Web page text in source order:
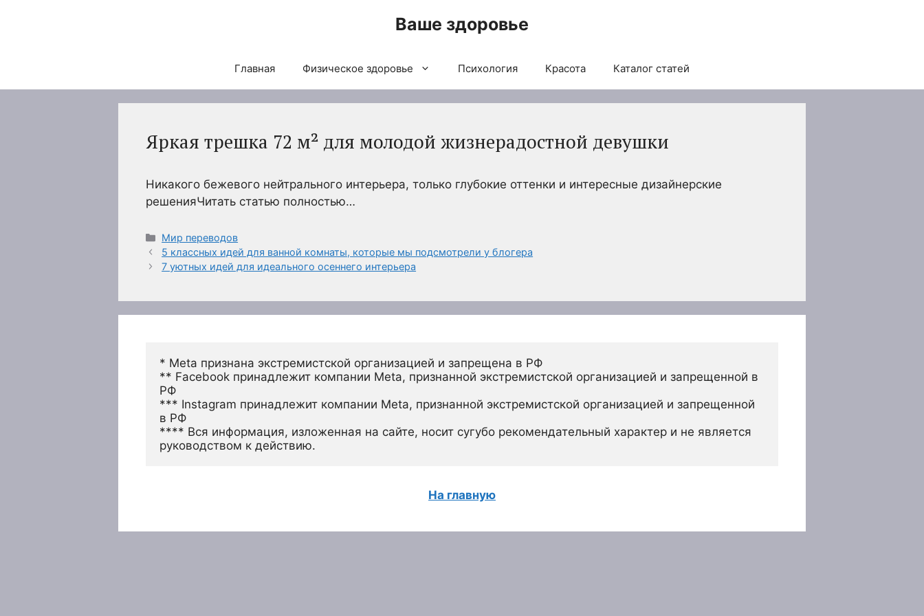
Ваше здоровье
Главная Физическое здоровье Психология Красота Каталог статей
Яркая трешка 72 м² для молодой жизнерадостной девушки
Никакого бежевого нейтрального интерьера, только глубокие оттенки и интересные дизайнерские
решенияЧитать статью полностью…
Рубрики
Мир переводов
5 классных идей для ванной комнаты, которые мы подсмотрели у блогера
7 уютных идей для идеального осеннего интерьера
* Meta признана экстремистской организацией и запрещена в РФ
** Facebook принадлежит компании Meta, признанной экстремистской организацией и запрещенной в
РФ
*** Instagram принадлежит компании Meta, признанной экстремистской организацией и запрещенной
в РФ
**** Вся информация, изложенная на сайте, носит сугубо рекомендательный характер и не является
руководством к действию.
На главную